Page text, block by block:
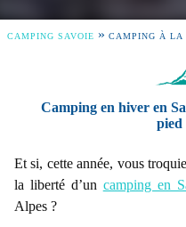
CAMPING SAVOIE » CAMPING À LA
Camping en hiver en
pied
Et si, cette année, vous
la liberté d’un camping en
Alpes ?